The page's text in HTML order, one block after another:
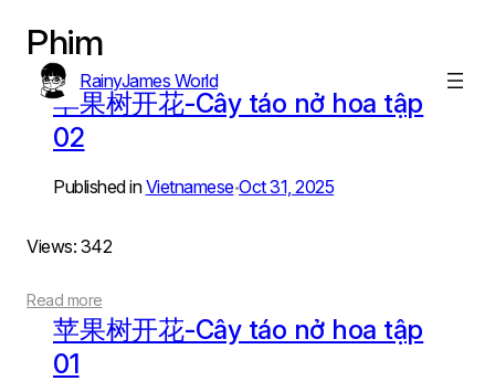
Skip
content
RainyJames World
Phim
苹果树开花-Cây táo nở hoa tập
02
Published inVietnamese•Oct 31, 2025
Views: 342
Read more
苹果树开花-Cây táo nở hoa tập
01